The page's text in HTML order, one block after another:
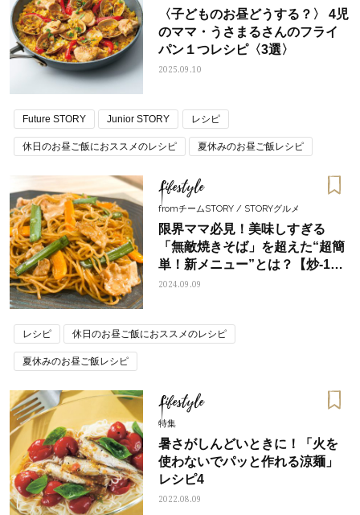
〈子どものお昼どうする？〉 4児
のママ・うさまるさんのフライ
パン１つレシピ〈3選〉
2025.09.10
Future STORY Junior STORY レシピ
休日のお昼ご飯におススメのレシピ 夏休みのお昼ご飯レシピ
Lifestyle
fromチームSTORY / STORYグルメ
限界ママ必見！美味しすぎる
「無敵焼きそば」を超えた“超簡
単！新メニュー”とは？【炒-1グ
ランプリレポート】
2024.09.09
レシピ 休日のお昼ご飯におススメのレシピ
夏休みのお昼ご飯レシピ
Lifestyle
特集
暑さがしんどいときに！「火を
使わないでパッと作れる涼麺」
レシピ4
2022.08.09